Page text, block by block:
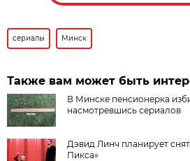
сериалы Минск
Также вам может быть
В Минске пенсионерка
насмотревшись сериалов
Дэвид Линч планирует
Пикса»